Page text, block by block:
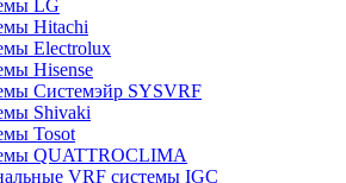
LG
Hitachi
Electrolux
Hisense
Системэйр SYSVRF
Shivaki
Tosot
QUATTROCLIMA
VRF системы IGC